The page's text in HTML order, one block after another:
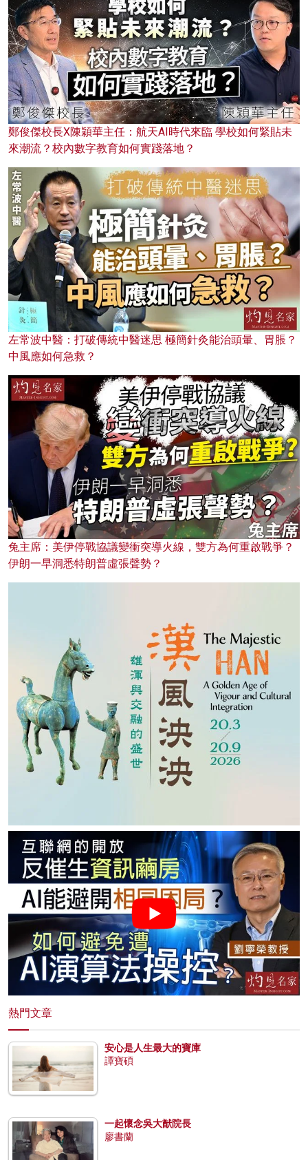
鄭俊傑校長X陳穎華主任：航天AI時代來臨 學校如何緊貼未
來潮流？校內數字教育如何實踐落地？
左常波中醫：打破傳統中醫迷思 極簡針灸能治頭暈、胃脹？
中風應如何急救？
兔主席：美伊停戰協議變衝突導火線，雙方為何重啟戰爭？
伊朗一早洞悉特朗普虛張聲勢？
熱門文章
安心是人生最大的寶庫
譚寶碩
一起懷念吳大猷院長
廖書蘭